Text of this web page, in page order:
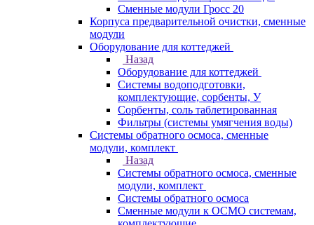
Сменные модули Гросс 20
Корпуса предварительной очистки, сменные
модули
Оборудование для коттеджей
Назад
Оборудование для коттеджей
Системы водоподготовки,
комплектующие, сорбенты, У
Сорбенты, соль таблетированная
Фильтры (системы умягчения воды)
Системы обратного осмоса, сменные
модули, комплект
Назад
Системы обратного осмоса, сменные
модули, комплект
Системы обратного осмоса
Сменные модули к ОСМО системам,